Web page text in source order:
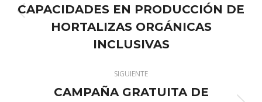
publicacionesPublicación
anterior:
CAPACIDADES EN PRODUCCIÓN DE
HORTALIZAS ORGÁNICAS
INCLUSIVAS
SIGUIENTE
CAMPAÑA GRATUITA DE